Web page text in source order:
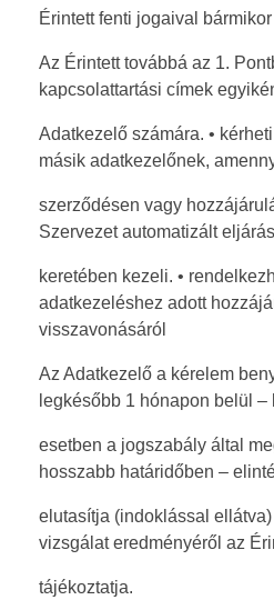
Érintett fenti jogaival
Az Érintett továbbá az 1.
kapcsolattartási címek
Adatkezelő számára. •
másik adatkezelőnek,
szerződésen vagy
Szervezet automatizált eljárás
keretében kezeli. •
adatkezeléshez adott
visszavonásáról
Az Adatkezelő a kérelem
legkésőbb 1 hónapon belül –
esetben a jogszabály által
hosszabb határidőben –
elutasítja (indoklással
vizsgálat eredményéről az
tájékoztatja.